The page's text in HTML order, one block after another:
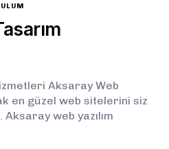
Aksaray Web
en güzel web sitelerini siz
web yazılım